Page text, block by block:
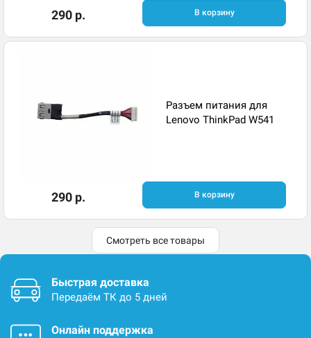
290 р. В корзину
Разъем питания для
Lenovo ThinkPad W541
290 р. В корзину
Смотреть все товары
Быстрая доставка
Передаём ТК до 5 дней
Онлайн поддержка